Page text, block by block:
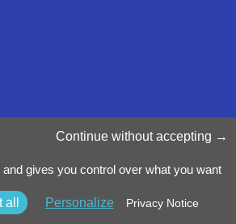
©2025 Luxinnovation GIE
Continue without accepting
gives you control over what you want
Personalize Privacy Notice